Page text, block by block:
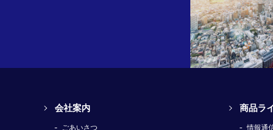
会社案内
ごあいさつ
商品ラ
情報通